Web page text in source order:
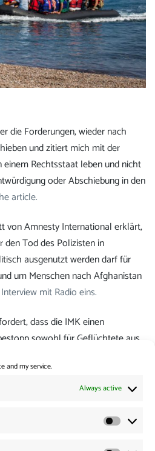
and my service.
Always active
die Forderungen, wieder nach
und zitiert mich mit der
einem Rechtsstaat leben und nicht
oder Abschiebung in den
article.
von Amnesty International erklärt,
den Tod des Polizisten in
ausgenutzt werden darf für
um Menschen nach Afghanistan
mit Radio eins.
dass die IMK einen
sowohl für Geflüchtete aus